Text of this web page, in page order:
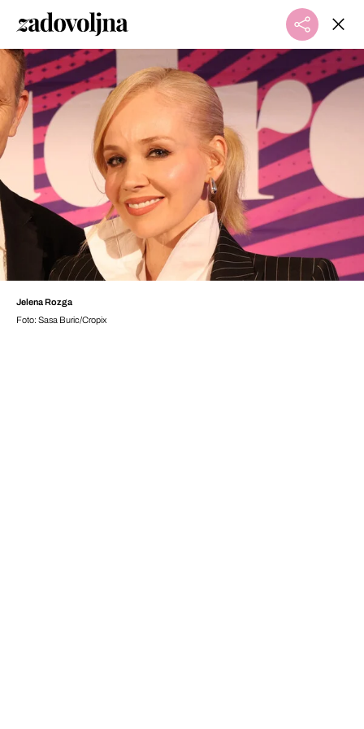
Jelena Rozga
Foto: Sasa Buric/Cropix